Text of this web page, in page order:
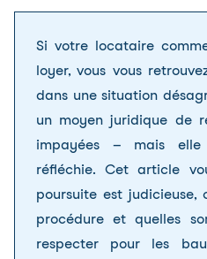
Si votre locataire
loyer, vous vous
dans une situation
un moyen juridique de
impayées – mais
réfléchie. Cet article
poursuite est judicieuse,
procédure et quelles
respecter pour les